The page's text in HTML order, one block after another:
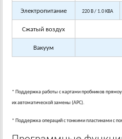
Электропитание 220 В / 1.0 КВА
Сжатый воздух
Вакуум
* Поддержка работы с картами пробников
их автоматической замены (АРС).
* Поддержка операций с тонкими пластинами с